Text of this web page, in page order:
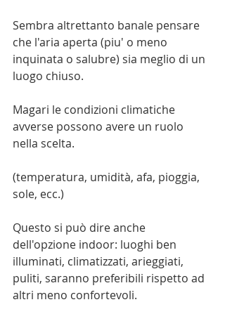
Sembra altrettanto banale pensare
che l'aria aperta (piu' o meno
inquinata o salubre) sia meglio di un
luogo chiuso.
Magari le condizioni climatiche
avverse possono avere un ruolo
nella scelta.
(temperatura, umidità, afa, pioggia,
sole, ecc.)
Questo si può dire anche
dell'opzione indoor: luoghi ben
illuminati, climatizzati, arieggiati,
puliti, saranno preferibili rispetto ad
altri meno confortevoli.